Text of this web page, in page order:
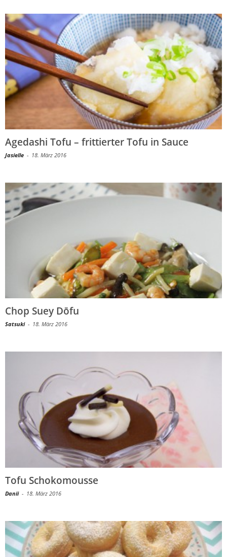
Agedashi Tofu – frittierter Tofu in Sauce
Jasielle - 18. März 2016
Chop Suey Dōfu
Satsuki - 18. März 2016
Tofu Schokomousse
Danii - 18. März 2016